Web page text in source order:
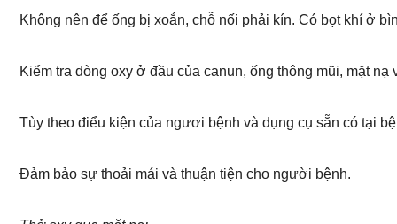
Không nên để ống bị xoắn, chỗ nối phải kín. Có bọt khí ở
Kiểm tra dòng oxy ở đầu của canun, ống thông mũi, mặt nạ
Tùy theo điểu kiện của ngươi bệnh và dụng cụ sẵn có tại
Đảm bảo sự thoải mái và thuận tiện cho người bệnh.